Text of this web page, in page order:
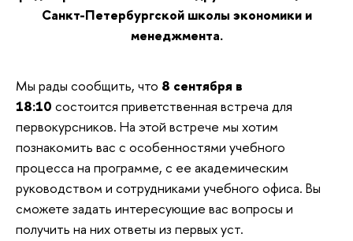
Санкт-Петербургской школы экономики и
менеджмента.
Мы рады сообщить, что 8 сентября в
18:10 состоится приветственная встреча для
первокурсников. На этой встрече мы хотим
познакомить вас с особенностями учебного
процесса на программе, с ее академическим
руководством и сотрудниками учебного офиса. Вы
сможете задать интересующие вас вопросы и
получить на них ответы из первых уст.